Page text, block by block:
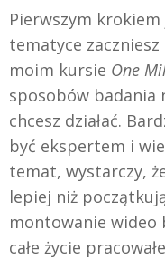
Pierwszym
tematyce zaczniesz
moim kursie One
sposobów badania
chcesz działać.
być ekspertem i
temat, wystarczy,
lepiej niż
montowanie wideo
całe życie